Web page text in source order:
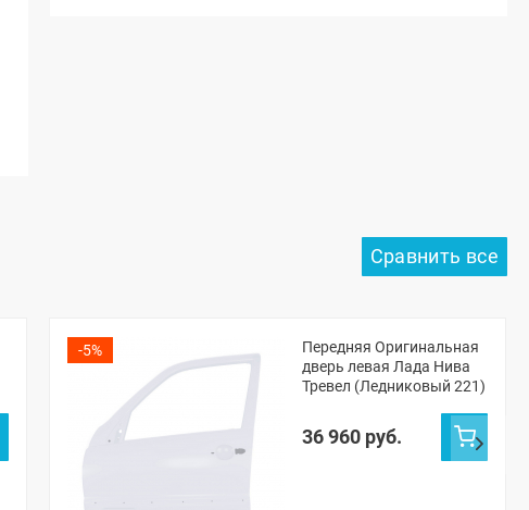
-5%
Передняя Оригинальная
дверь левая Лада Нива
Тревел (Ледниковый 221)
36 960 руб.